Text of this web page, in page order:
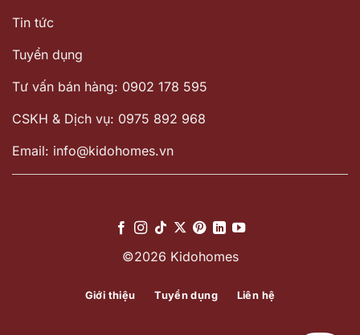
Tin tức
Tuyển dụng
Tư vấn bán hàng: 0902 178 595
CSKH & Dịch vụ: 0975 892 968
Email: info@kidohomes.vn
©2026 Kidohomes
Giới thiệu Tuyển dụng Liên hệ